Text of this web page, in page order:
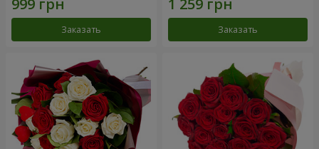
Заказать Заказать